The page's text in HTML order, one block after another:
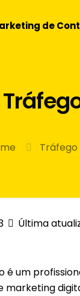
de
Tráfego
Última
um
marketing